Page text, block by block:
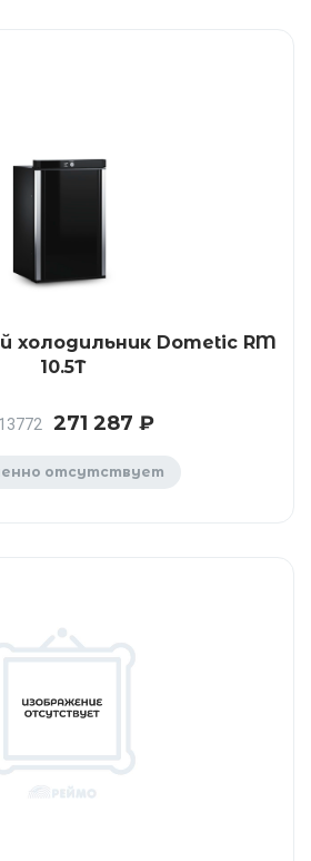
холодильник Dometic RM
10.5T
271 287 ₽
отсутствует